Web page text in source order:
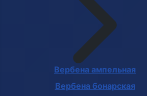
Вербена ампельная
Вербена бонарская